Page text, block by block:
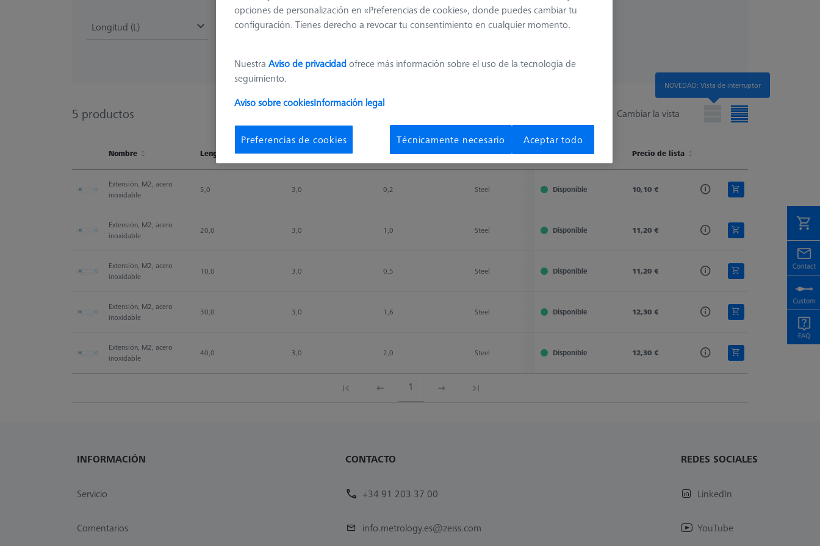
Longitud (L)
5 productos Cambiar la vista
Nombre Length (L) Ø Body (DG) Weight Material Connection Type Connection Type Out
Disponibilidad Precio de lista
Extensión, M2, acero
inoxidable
5,0 3,0 0,2 Steel M2 M2
Disponible 10,10 €
Extensión, M2, acero
inoxidable
20,0 3,0 1,0 Steel M2 M2
Disponible 11,20 €
Extensión, M2, acero
inoxidable
10,0 3,0 0,5 Steel M2 M2 Stylus Extension
Disponible 11,20 €
Extensión, M2, acero
inoxidable
30,0 3,0 1,6 Steel M2 M2 Stylus Extension
Disponible 12,30 €
Extensión, M2, acero
inoxidable
40,0 3,0 2,0 Steel M2 M2
Disponible 12,30 €
1
INFORMACIÓN
Servicio
Comentarios
CONTACTO
+34 91 203 37 00
info.metrology.es@zeiss.com
REDES SOCIALES
LinkedIn
YouTube
NOVEDAD: Vista de interruptor
opciones de personalización en «Preferencias de cookies», donde puedes cambiar tu
configuración. Tienes derecho a revocar tu consentimiento en cualquier momento.
Nuestra Aviso de privacidadofrece más información sobre el uso de la tecnología de
seguimiento.
Aviso sobre cookiesInformación legal
Preferencias de cookies Técnicamente necesario Aceptar todo